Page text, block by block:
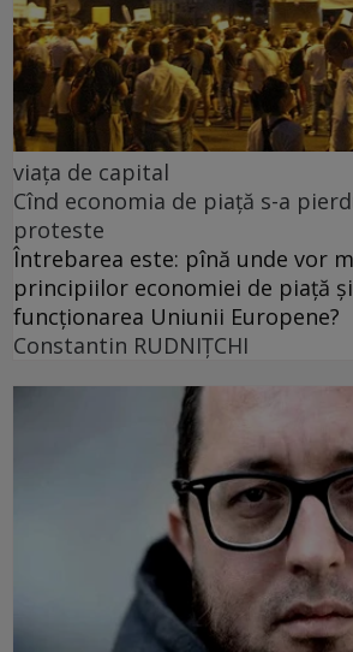
viața de capital
Cînd economia de piață s-a
proteste
Întrebarea este: pînă unde vor
principiilor economiei de piață
funcționarea Uniunii Europene?
Constantin RUDNIŢCHI